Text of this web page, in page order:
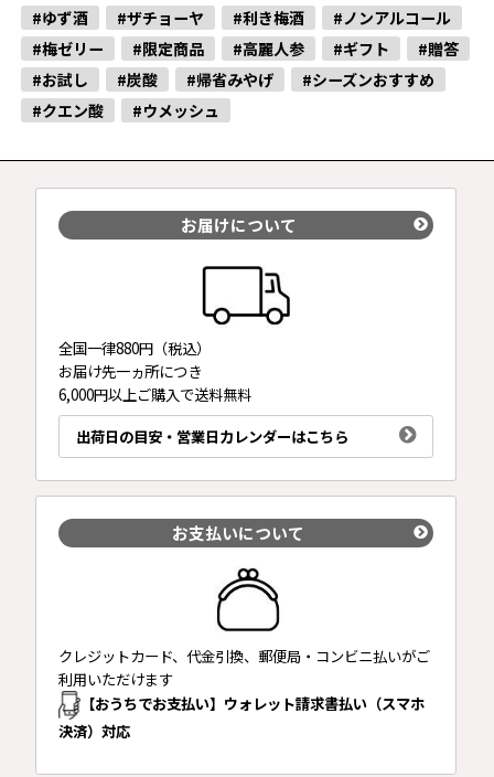
#ゆず酒
#ザチョーヤ #利き梅酒
#ノンアルコール
#梅ゼリー
#限定商品 #高麗人参 #ギフト
#贈答
#お試し
#炭酸 #帰省みやげ
#シーズンおすすめ
#クエン酸
#ウメッシュ
お届けについて
全国一律880円（税込）
お届け先一ヵ所につき
6,000円以上ご購入で送料無料
出荷日の目安・営業日カレンダーはこちら
お支払いについて
クレジットカード、代金引換、郵便局・コンビニ払いがご
利用いただけます
【おうちでお支払い】ウォレット請求書払い（スマホ
決済）対応